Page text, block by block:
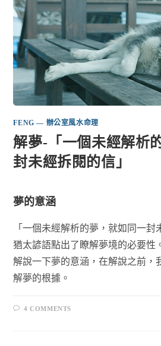
FENG — 辦公室風水命理
解夢-「一個未經解析
封未經拆閱的信」
夢的意涵
「一個未經解析的夢，就如同一
猶太諺語點出了瞭解夢境的必要性
解說一下夢的意涵，在解說之前，
解夢的根據。
4 COMMENTS